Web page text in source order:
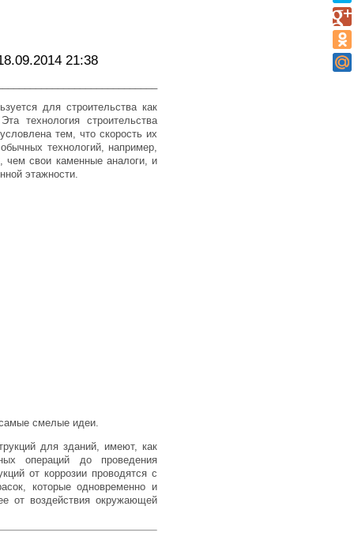
21:38
для строительства как
технология строительства
тем, что скорость их
технологий, например,
чем свои каменные аналоги, и
этажности.
смелые идеи.
для зданий, имеют, как
операций до проведения
от коррозии проводятся с
которые одновременно и
от воздействия окружающей